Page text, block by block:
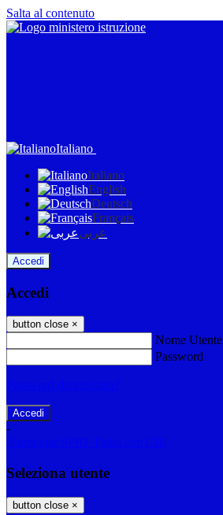
Salta al contenuto
Italiano
Italiano
English
Deutsch
Français
عربى
Accedi
Accedi
button close ×
Nome Utente
Password
Password dimenticata?
-
Entra con SPID
Entra con CIE
Seleziona utente
button close ×